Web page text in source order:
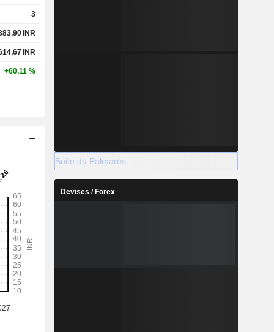
3
INR
INR
+60,11 %
Suite du Palmarès
Devises / Forex